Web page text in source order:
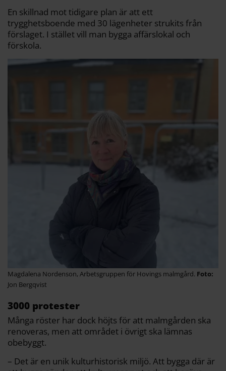
En skillnad mot tidigare plan är att ett
trygghetsboende med 30 lägenheter strukits från
förslaget. I stället vill man bygga affärslokal och
förskola.
Magdalena Nordenson, Arbetsgruppen för Hovings malmgård.
Jon Bergqvist
3000 protester
Många röster har dock höjts för att malmgården ska
renoveras, men att området i övrigt ska lämnas
obebyggt.
– Det är en unik kulturhistorisk miljö. Att bygga där är